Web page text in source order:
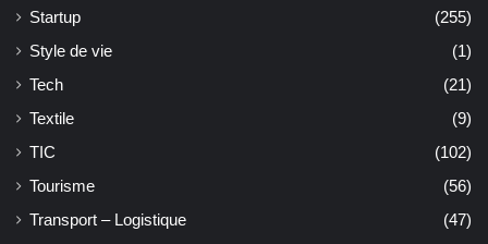
Startup
(255)
Style de vie
(1)
Tech
(21)
Textile
(9)
TIC
(102)
Tourisme
(56)
Transport – Logistique
(47)